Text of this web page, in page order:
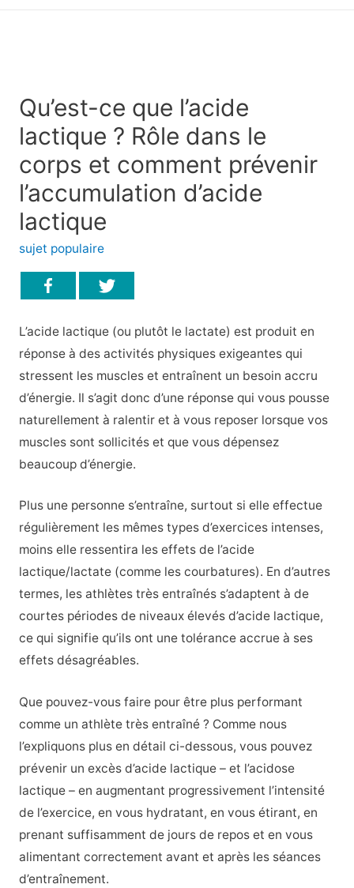
Qu’est-ce que l’acide
lactique ? Rôle dans le
corps et comment prévenir
l’accumulation d’acide
lactique
sujet populaire
L’acide lactique (ou plutôt le lactate) est produit en
réponse à des activités physiques exigeantes qui
stressent les muscles et entraînent un besoin accru
d’énergie. Il s’agit donc d’une réponse qui vous pousse
naturellement à ralentir et à vous reposer lorsque vos
muscles sont sollicités et que vous dépensez
beaucoup d’énergie.
Plus une personne s’entraîne, surtout si elle effectue
régulièrement les mêmes types d’exercices intenses,
moins elle ressentira les effets de l’acide
lactique/lactate (comme les courbatures). En d’autres
termes, les athlètes très entraînés s’adaptent à de
courtes périodes de niveaux élevés d’acide lactique,
ce qui signifie qu’ils ont une tolérance accrue à ses
effets désagréables.
Que pouvez-vous faire pour être plus performant
comme un athlète très entraîné ? Comme nous
l’expliquons plus en détail ci-dessous, vous pouvez
prévenir un excès d’acide lactique – et l’acidose
lactique – en augmentant progressivement l’intensité
de l’exercice, en vous hydratant, en vous étirant, en
prenant suffisamment de jours de repos et en vous
alimentant correctement avant et après les séances
d’entraînement.